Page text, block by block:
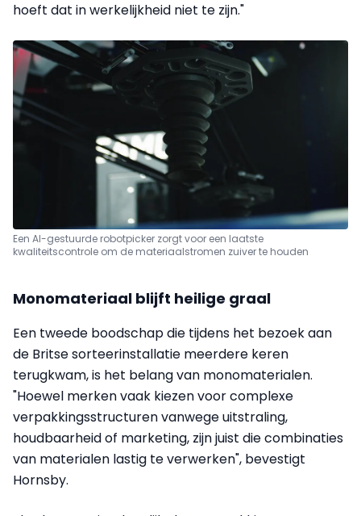
hoeft dat in werkelijkheid niet te zijn."
Een AI-gestuurde robotpicker zorgt voor een laatste
kwaliteitscontrole om de materiaalstromen zuiver te houden
Monomateriaal blijft heilige graal
Een tweede boodschap die tijdens het bezoek aan
de Britse sorteerinstallatie meerdere keren
terugkwam, is het belang van monomaterialen.
"Hoewel merken vaak kiezen voor complexe
verpakkingsstructuren vanwege uitstraling,
houdbaarheid of marketing, zijn juist die combinaties
van materialen lastig te verwerken", bevestigt
Hornsby.